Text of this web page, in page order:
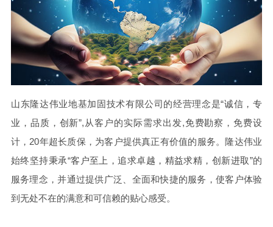
山东隆达伟业地基加固技术有限公司的经营理念是“诚信，专
业，品质，创新”,从客户的实际需求出发,免费勘察，免费设
计，20年超长质保， 为客户提供真正有价值的服务。隆达伟业
始终坚持秉承“客户至上，追求卓越，精益求精，创新进取”的
服务理念，并通过提供广泛、全面和快捷的服务，使客户体验
到无处不在的满意和可信赖的贴心感受。